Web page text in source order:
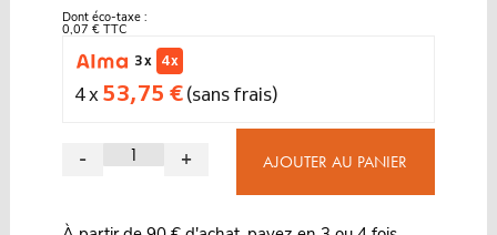
Dont éco-taxe :
0,07 € TTC
3 x
4 x
4 x 53,75 €(sans frais)
- + AJOUTER AU PANIER